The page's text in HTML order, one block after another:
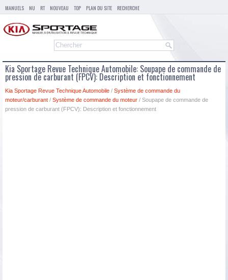
MANUELS NU RT NOUVEAU TOP PLAN DU SITE RECHERCHE
Kia Sportage Revue Technique Automobile: Soupape de commande de
pression de carburant (FPCV): Description et fonctionnement
Kia Sportage Revue Technique Automobile / Système de commande du
moteur/carburant / Système de commande du moteur / Soupape de commande de
pression de carburant (FPCV): Description et fonctionnement